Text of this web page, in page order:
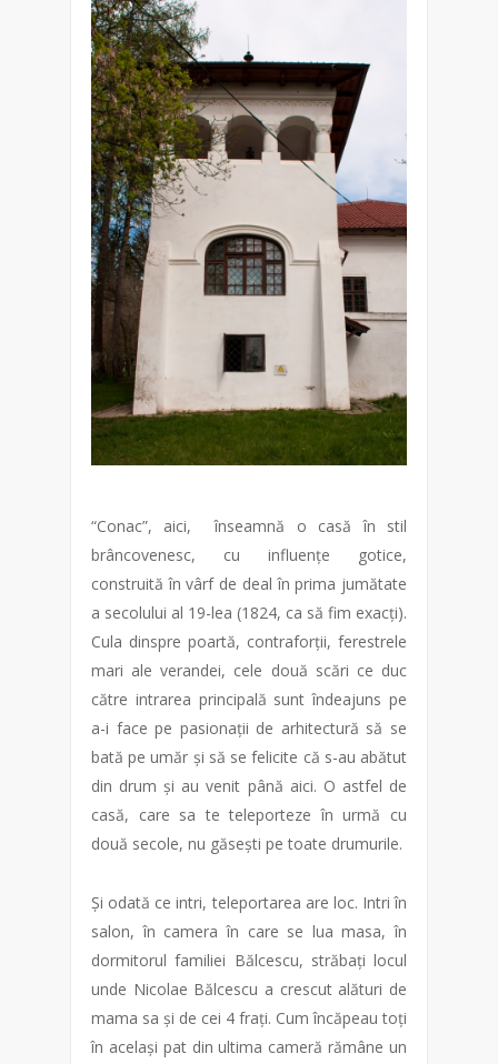
“Conac”, aici, înseamnă o casă în stil
brâncovenesc, cu influențe gotice,
construită în vârf de deal în prima jumătate
a secolului al 19-lea (1824, ca să fim exacți).
Cula dinspre poartă, contraforții, ferestrele
mari ale verandei, cele două scări ce duc
către intrarea principală sunt îndeajuns pe
a-i face pe pasionații de arhitectură să se
bată pe umăr și să se felicite că s-au abătut
din drum și au venit până aici. O astfel de
casă, care sa te teleporteze în urmă cu
două secole, nu găsești pe toate drumurile.
Și odată ce intri, teleportarea are loc. Intri în
salon, în camera în care se lua masa, în
dormitorul familiei Bălcescu, străbați locul
unde Nicolae Bălcescu a crescut alături de
mama sa și de cei 4 frați. Cum încăpeau toți
în același pat din ultima cameră rămâne un